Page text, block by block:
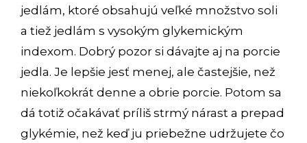
jedlám, ktoré obsahujú veľké množstvo soli
a tiež jedlám s vysokým glykemickým
indexom. Dobrý pozor si dávajte aj na porcie
jedla. Je lepšie jesť menej, ale častejšie, než
niekoľkokrát denne a obrie porcie. Potom sa
dá totiž očakávať príliš strmý nárast a prepad
glykémie, než keď ju priebežne udržujete čo